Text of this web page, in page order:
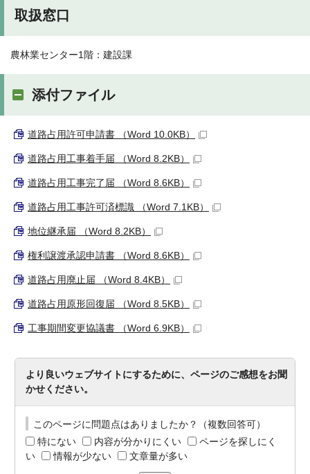
取扱窓口
農林業センター1階：建設課
添付ファイル
道路占用許可申請書 （Word 10.0KB）
道路占用工事着手届 （Word 8.2KB）
道路占用工事完了届 （Word 8.6KB）
道路占用工事許可済標識 （Word 7.1KB）
地位継承届 （Word 8.2KB）
権利譲渡承認申請書 （Word 8.6KB）
道路占用廃止届 （Word 8.4KB）
道路占用原形回復届 （Word 8.5KB）
工事期間変更協議書 （Word 6.9KB）
より良いウェブサイトにするために、ページのご感想をお聞
かせください。
このページに問題点はありましたか？（複数回答可）
特にない
内容が分かりにくい
ページを探しにく
い
情報が少ない 文章量が多い